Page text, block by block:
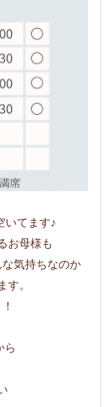
いてます♪
お母様も
気持ちなのか
す。
ら